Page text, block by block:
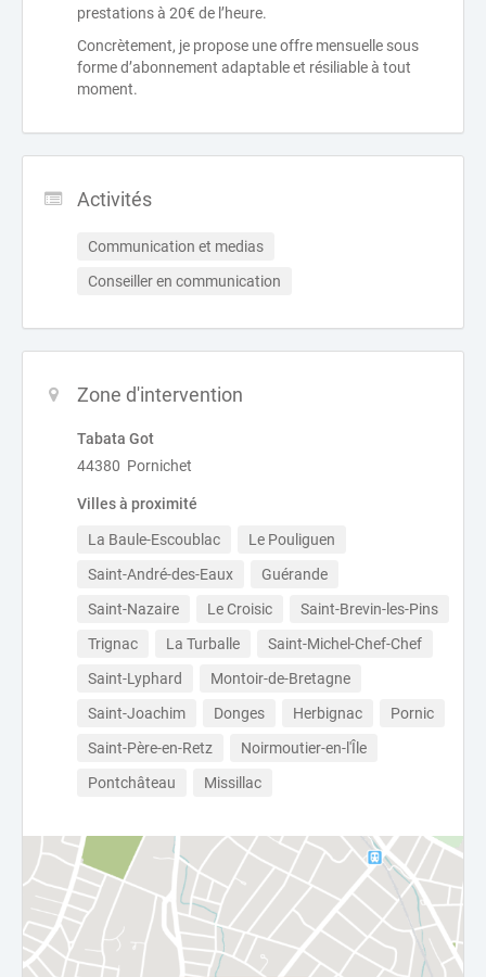
prestations à 20€ de l’heure.
Concrètement, je propose une offre mensuelle sous
forme d’abonnement adaptable et résiliable à tout
moment.
Activités
Communication et medias
Conseiller en communication
Zone d'intervention
Tabata Got
44380 Pornichet
Villes à proximité
La Baule-Escoublac
Le Pouliguen
Saint-André-des-Eaux
Guérande
Saint-Nazaire
Le Croisic
Saint-Brevin-les-Pins
Trignac
La Turballe
Saint-Michel-Chef-Chef
Saint-Lyphard
Montoir-de-Bretagne
Saint-Joachim
Donges Herbignac
Pornic
Saint-Père-en-Retz
Noirmoutier-en-l'Île
Pontchâteau
Missillac